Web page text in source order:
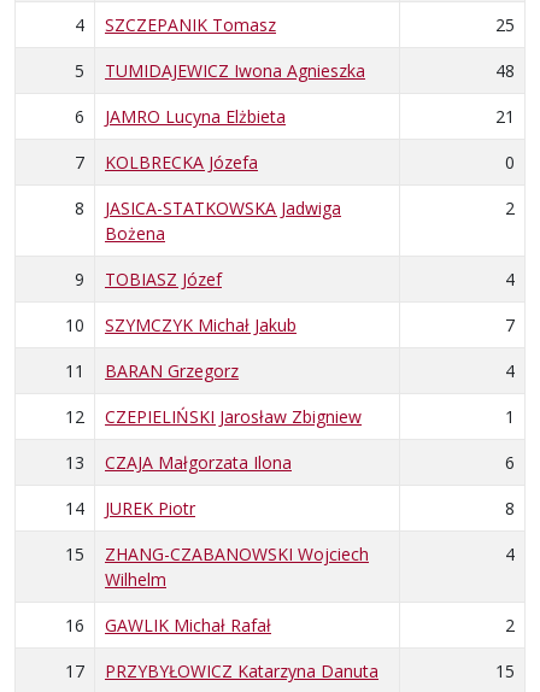
4
SZCZEPANIK Tomasz
25
5
TUMIDAJEWICZ Iwona Agnieszka
48
6
JAMRO Lucyna Elżbieta
21
7
KOLBRECKA Józefa
0
8
JASICA-STATKOWSKA Jadwiga
Bożena
2
9 TOBIASZ Józef
4
10
SZYMCZYK Michał Jakub
7
11
BARAN Grzegorz
4
12
CZEPIELIŃSKI Jarosław Zbigniew
1
13
CZAJA Małgorzata Ilona
6
14
JUREK Piotr
8
15
ZHANG-CZABANOWSKI Wojciech
Wilhelm
4
16 GAWLIK Michał Rafał
2
17
PRZYBYŁOWICZ Katarzyna Danuta
15